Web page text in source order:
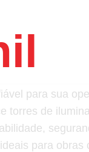
para sua
torres de
para obras